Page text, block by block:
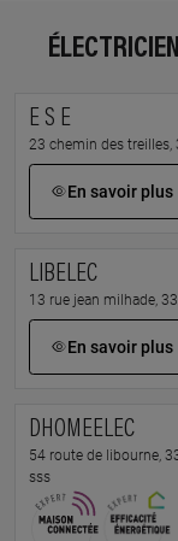
E S E
23 chemin des treilles,
En savoir plus
LIBELEC
13 rue jean milhade,
En savoir plus
DHOMEELEC
54 route de libourne,
sss